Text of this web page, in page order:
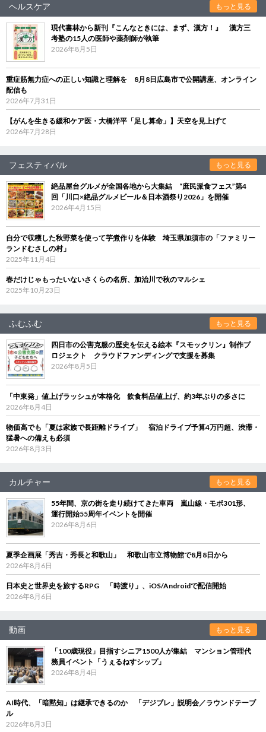
ヘルスケア もっと見る
現代書林から新刊『こんなときには、まず、漢方！』 漢方三
考塾の15人の医師や薬剤師が執筆
2026年8月5日
重症筋無力症への正しい知識と理解を 8月8日広島市で公開講座、オンライン
配信も
2026年7月31日
【がんを生きる緩和ケア医・大橋洋平「足し算命」】天空を見上げて
2026年7月28日
フェスティバル もっと見る
絶品屋台グルメが全国各地から大集結 “庶民派食フェス”第4
回「川口×絶品グルメビール＆日本酒祭り2026」を開催
2026年4月15日
自分で収穫した秋野菜を使って芋煮作りを体験 埼玉県加須市の「ファミリー
ランドむさしの村」
2025年11月4日
春だけじゃもったいないさくらの名所、加治川で秋のマルシェ
2025年10月23日
ふむふむ もっと見る
四日市の公害克服の歴史を伝える絵本『スモックリン』制作プ
ロジェクト クラウドファンディングで支援を募集
2026年8月5日
「中東発」値上げラッシュが本格化 飲食料品値上げ、約3年ぶりの多さに
2026年8月4日
物価高でも「夏は家族で長距離ドライブ」 宿泊ドライブ予算4万円超、渋滞・
猛暑への備えも必須
2026年8月3日
カルチャー もっと見る
55年間、京の街を走り続けてきた車両 嵐山線・モボ301形、
運行開始55周年イベントを開催
2026年8月6日
夏季企画展「秀吉・秀長と和歌山」 和歌山市立博物館で8月8日から
2026年8月6日
日本史と世界史を旅するRPG 「時渡り」、iOS/Androidで配信開始
2026年8月6日
動画 もっと見る
「100歳現役」目指すシニア1500人が集結 マンション管理代
務員イベント「うぇるねすシップ」
2026年8月4日
AI時代、「暗黙知」は継承できるのか 「デジブレ」説明会／ラウンドテーブ
ル
2026年8月3日